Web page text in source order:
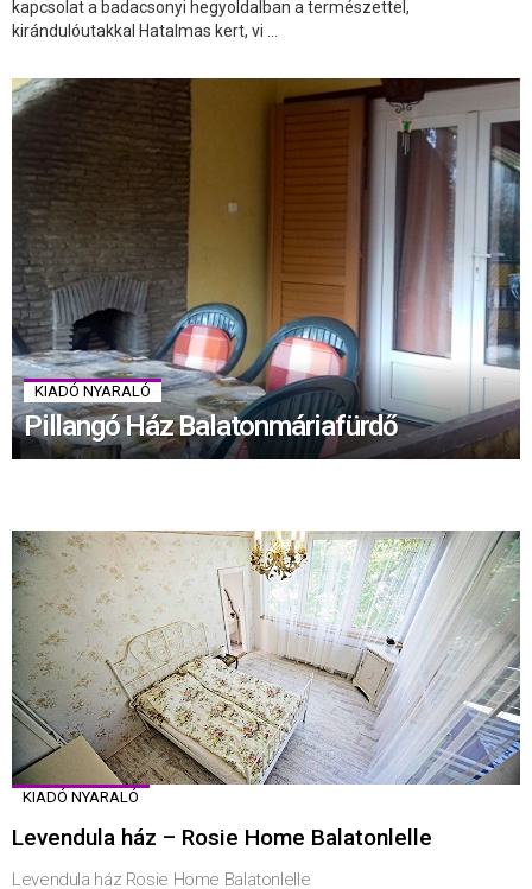
kapcsolat a badacsonyi hegyoldalban a természettel,
kirándulóutakkal Hatalmas kert, vi ...
KIADÓ NYARALÓ
Pillangó Ház Balatonmáriafürdő
KIADÓ NYARALÓ
Levendula ház – Rosie Home Balatonlelle
Levendula ház Rosie Home Balatonlelle